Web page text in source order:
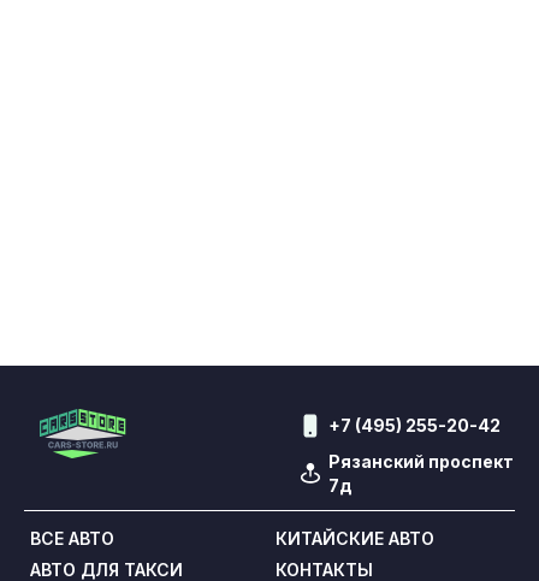
+7 (495) 255-20-42
Рязанский проспект
7д
ВСЕ АВТО
КИТАЙСКИЕ АВТО
АВТО ДЛЯ ТАКСИ
КОНТАКТЫ